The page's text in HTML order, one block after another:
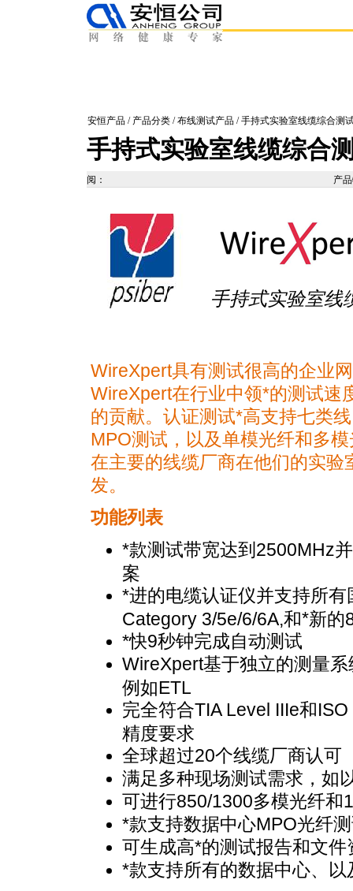
安恒产品 / 产品分类 /布线测试产品 / 手持式实验室线缆综合测
手持式实验室线缆综合
阅： 产
手持式实验室线
WireXpert具有测试很高的企业
WireXpert在行业中领*的测试速
的贡献。认证测试*高支持七类
MPO测试，以及单模光纤和多
在主要的线缆厂商在他们的实
发。
功能列表
*款测试带宽达到2500MHz
案
*进的电缆认证仪并支持所
Category 3/5e/6/6A,和*新的
*快9秒钟完成自动测试
WireXpert基于独立的测量
例如ETL
完全符合TIA Level IIIe和
精度要求
全球超过20个线缆厂商认可
满足多种现场测试需求，如
可进行850/1300多模光纤和
*款支持数据中心MPO光纤
可生成高*的测试报告和文件
*款支持所有的数据中心、以